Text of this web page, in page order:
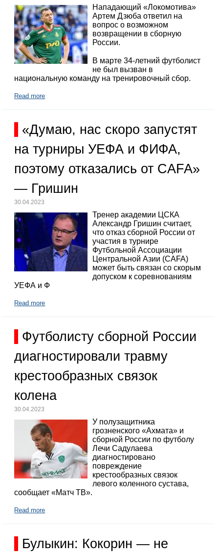
Нападающий «Локомотива»
Артем Дзюба ответил на
вопрос о возможном
возвращении в сборную
России.
В марте 34-летний футболист
не был вызван в
национальную команду на тренировочный сбор.
Read more
«Думаю, нас скоро запустят
на турниры УЕФА и ФИФА,
поэтому отказались от CAFA»
— Гришин
30.04.2023
Тренер академии ЦСКА
Александр Гришин считает,
что отказ сборной России от
участия в турнире
Футбольной Ассоциации
Центральной Азии (CAFA)
может быть связан со скорым
допуском к соревнованиям
УЕФА и Ф
Read more
Футболисту сборной России
диагностировали травму
крестообразных связок
колена
30.04.2023
У полузащитника
грозненского «Ахмата» и
сборной России по футболу
Лечи Садулаева
диагностировано
повреждение
крестообразных связок
левого коленного сустава,
сообщает «Матч ТВ».
Read more
Булыкин: Кокорин — не